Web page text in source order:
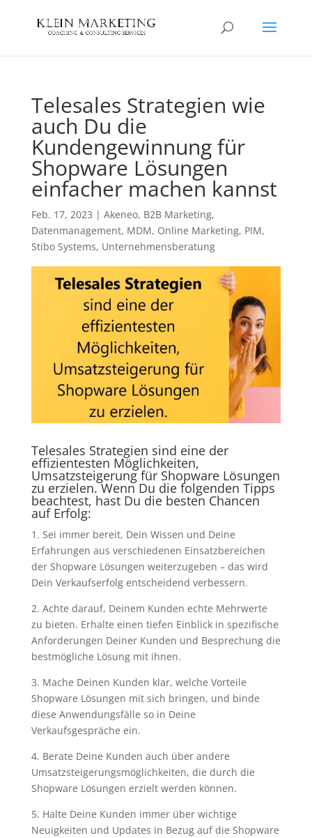
Telesales Strategien wie
auch Du die
Kundengewinnung für
Shopware Lösungen
einfacher machen kannst
Feb. 17, 2023 | Akeneo, B2B Marketing,
Datenmanagement, MDM, Online Marketing, PIM,
Stibo Systems, Unternehmensberatung
Telesales Strategien sind eine der
effizientesten Möglichkeiten,
Umsatzsteigerung für Shopware Lösungen
zu erzielen. Wenn Du die folgenden Tipps
beachtest, hast Du die besten Chancen
auf Erfolg:
1. Sei immer bereit, Dein Wissen und Deine
Erfahrungen aus verschiedenen Einsatzbereichen
der Shopware Lösungen weiterzugeben – das wird
Dein Verkaufserfolg entscheidend verbessern.
2. Achte darauf, Deinem Kunden echte Mehrwerte
zu bieten. Erhalte einen tiefen Einblick in spezifische
Anforderungen Deiner Kunden und Besprechung die
bestmögliche Lösung mit ihnen.
3. Mache Deinen Kunden klar, welche Vorteile
Shopware Lösungen mit sich bringen, und binde
diese Anwendungsfälle so in Deine
Verkaufsgespräche ein.
4. Berate Deine Kunden auch über andere
Umsatzsteigerungsmöglichkeiten, die durch die
Shopware Lösungen erzielt werden können.
5. Halte Deine Kunden immer über wichtige
Neuigkeiten und Updates in Bezug auf die Shopware